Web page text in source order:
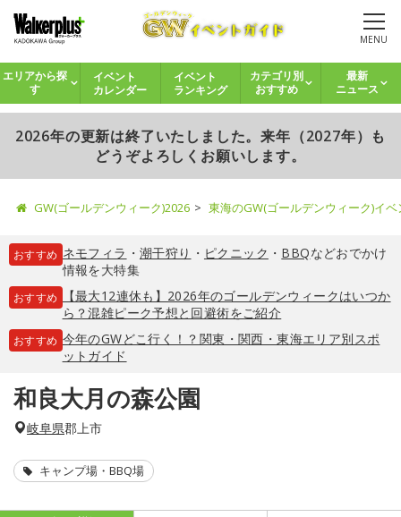
MENU
エリアから探
す
イベント
カレンダー
イベント
ランキング
カテゴリ別
おすすめ
最新
ニュース
2026年の更新は終了いたしました。来年（2027年）も
どうぞよろしくお願いします。
GW(ゴールデンウィーク)2026 東海のGW(ゴールデンウィーク)イ
おすすめ ネモフィラ ・ 潮干狩り ・ ピクニック ・ BBQなどおでかけ
情報を大特集
おすすめ
【最大12連休も】2026年のゴールデンウィークはいつか
ら？混雑ピーク予想と回避術をご紹介
おすすめ 今年のGWどこ行く！？関東・関西・東海エリア別スポ
ットガイド
和良大月の森公園
岐阜県郡上市
キャンプ場・BBQ場